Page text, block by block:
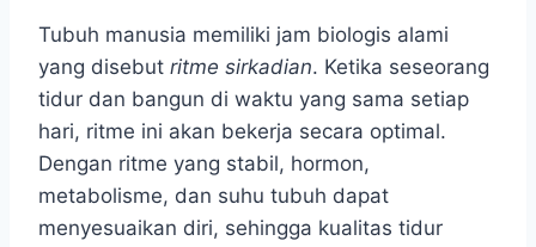
Tubuh manusia memiliki jam biologis alami
yang disebut ritme sirkadian. Ketika seseorang
tidur dan bangun di waktu yang sama setiap
hari, ritme ini akan bekerja secara optimal.
Dengan ritme yang stabil, hormon,
metabolisme, dan suhu tubuh dapat
menyesuaikan diri, sehingga kualitas tidur